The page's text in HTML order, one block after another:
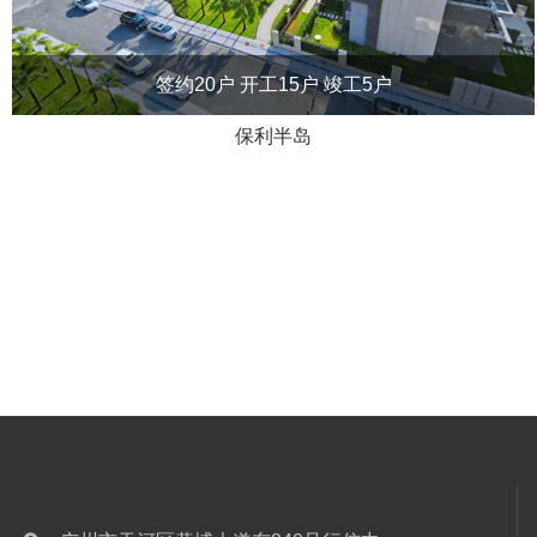
签约20户 开工15户 竣工5户
保利半岛